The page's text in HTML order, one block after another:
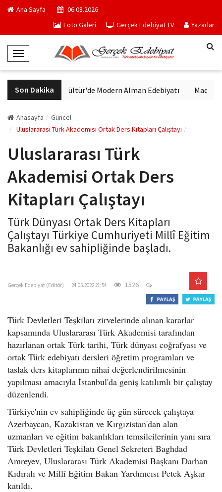
Ana Sayfa
06.08.2026
Foto Galeri
Gerçek Edebiyat TV Yazarlar
T
o
g
g
e
N
g
a
t
i
o
n
Son Dakika
VakıfBank Kültür'de Modern Alman Edebiyatı Madrid
Anasayfa
Güncel
Uluslararası Türk Akademisi Ortak Ders Kitapları Çalıştayı
Uluslararası Türk
Akademisi Ortak Ders
Kitapları Çalıştayı
Türk Dünyası Ortak Ders Kitapları
Çalıştayı Türkiye Cumhuriyeti Millî Eğitim
Bakanlığı ev sahipliğinde başladı.
Gerçek Edebiyat (Editör) 24.05.2022 21:54 1526
Türk Devletleri Teşkilatı zirvelerinde alınan kararlar
kapsamında Uluslararası Türk Akademisi tarafından
hazırlanan ortak Türk tarihi, Türk dünyası coğrafyası ve
ortak Türk edebiyatı dersleri öğretim programları ve
taslak ders kitaplarının nihai değerlendirilmesinin
yapılması amacıyla İstanbul'da geniş katılımlı bir çalıştay
düzenlendi.
Türkiye'nin ev sahipliğinde üç gün sürecek çalıştaya
Azerbaycan, Kazakistan ve Kırgızistan'dan alan
uzmanları ve eğitim bakanlıkları temsilcilerinin yanı sıra
Türk Devletleri Teşkilatı Genel Sekreteri Baghdad
Amreyev, Uluslararası Türk Akademisi Başkanı Darhan
Kıdıralı ve Millî Eğitim Bakan Yardımcısı Petek Aşkar
katıldı.